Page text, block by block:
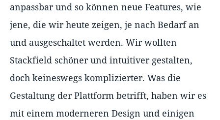
anpassbar und so können neue Features, wie
jene, die wir heute zeigen, je nach Bedarf an
und ausgeschaltet werden. Wir wollten
Stackfield schöner und intuitiver gestalten,
doch keineswegs komplizierter. Was die
Gestaltung der Plattform betrifft, haben wir es
mit einem moderneren Design und einigen